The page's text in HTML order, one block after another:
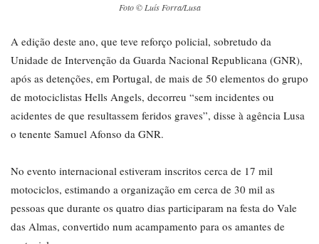
Foto © Luís Forra/Lusa
A edição deste ano, que teve reforço policial, sobretudo da
Unidade de Intervenção da Guarda Nacional Republicana (GNR),
após as detenções, em Portugal, de mais de 50 elementos do grupo
de motociclistas Hells Angels, decorreu “sem incidentes ou
acidentes de que resultassem feridos graves”, disse à agência Lusa
o tenente Samuel Afonso da GNR.
No evento internacional estiveram inscritos cerca de 17 mil
motociclos, estimando a organização em cerca de 30 mil as
pessoas que durante os quatro dias participaram na festa do Vale
das Almas, convertido num acampamento para os amantes de